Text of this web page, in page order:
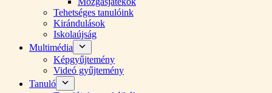
Tehetséges tanulóink
Kirándulások
Iskolaújság
Multimédia
Képgyűjtemény
Videó gyűjtemény
Tanuló